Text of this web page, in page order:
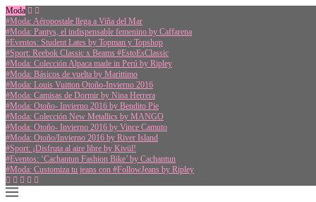
Moda
#Moda: Aéropostale llega a Viña del Mar
#Moda: Pantys, el indispensable femenino by Caffarena
#Eventos: Student Lates by Topman y Topshop
#Sport: Reebok Classic x Beams #EstoEsClassic
#Moda: Colección Alpaca made in Perú by Ripley
#Moda: Básicos de vuelta by Marittimo
#Moda: Louis Vuitton Otoño-Invierno 2016
#Moda: Camisas de Dormir by Nina Herrera
#Moda: Otoño- Invierno 2016 by Bendito Pie
#Moda: Colección New Metallics by MANGO
#Moda: Otoño- Invierno 2016 by Vince Camuto
#Moda: Otoño/Invierno 2016 by River Island
#Sport: ¡Disfruta al aire libre by Kivül!
#Eventos: ‘Cachantun Fashion Bike’ by Cachantun
#Moda: Customiza tu jeans con #FollowJeans by Ripley